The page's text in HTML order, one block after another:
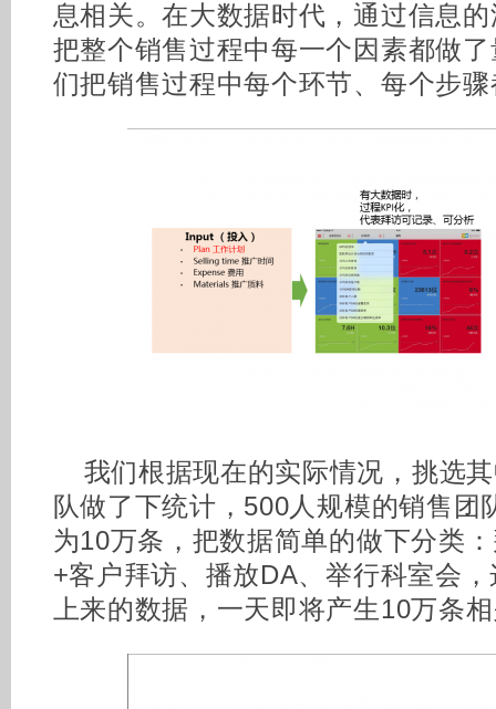
息相关。在大数据时代，通过信息
把整个销售过程中每一个因素都做
们把销售过程中每个环节、每个步
我们根据现在的实际情况，挑选
队做了下统计，500人规模的销售团
为10万条，把数据简单的做下分类
+客户拜访、播放DA、举行科室会
上来的数据，一天即将产生10万条